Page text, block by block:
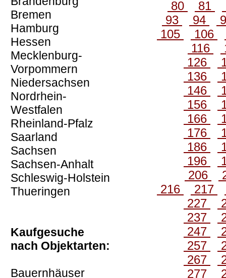
Bremen
Hamburg
Hessen
Mecklenburg-
Vorpommern
Niedersachsen
Nordrhein-
Westfalen
Rheinland-Pfalz
Saarland
Sachsen
Sachsen-Anhalt
Schleswig-Holstein
Thueringen
Kaufgesuche
nach Objektarten:
Bauernhäuser
80
81
93
94
105
106
116
126
136
146
156
166
176
186
196
206
216
217
227
237
247
257
267
277